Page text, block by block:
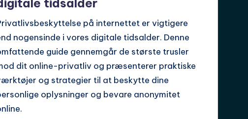
på internettet er vigtigere
nogensinde i vores digitale tidsalder. Denne
guide gennemgår de største trusler
dit online-privatliv og præsenterer praktiske
og strategier til at beskytte dine
oplysninger og bevare anonymitet